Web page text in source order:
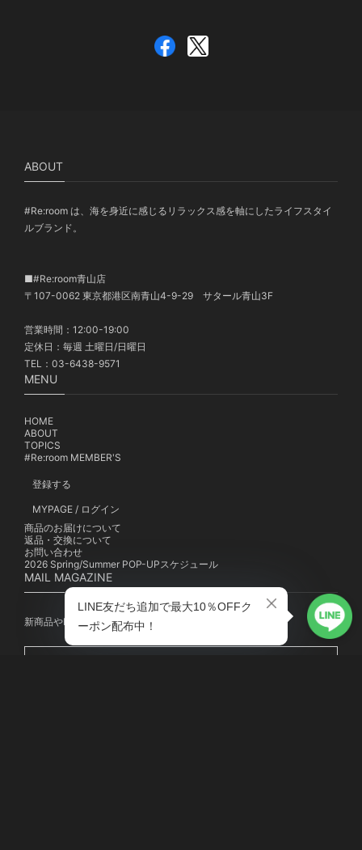
ABOUT
#Re:room は、海を身近に感じるリラックス感を軸にしたライフスタイ
ルブランド。
■#Re:room青山店
〒107-0062 東京都港区南青山4-9-29 サタール青山3F
営業時間：12:00-19:00
定休日：毎週 土曜日/日曜日
TEL：03-6438-9571
MENU
HOME
ABOUT
TOPICS
#Re:room MEMBER'S
登録する
MYPAGE / ログイン
商品のお届けについて
返品・交換について
お問い合わせ
2026 Spring/Summer POP-UPスケジュール
MAIL MAGAZINE
新商品やPOP-UP、キャンペーンの最新情報を配信中！